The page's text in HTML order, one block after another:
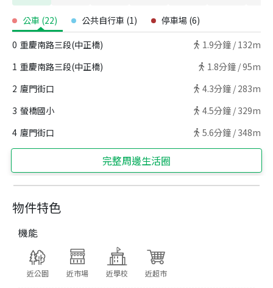
物件特色
機能
近公園 近市場 近學校 近超市
公車 (22) 公共自行車 (1) 停車場 (6)
0 重慶南路三段(中正橋) 1.9分鐘 / 132m
1 重慶南路三段(中正橋) 1.8分鐘 /95m
2 廈門街口 4.3分鐘 / 283m
3 螢橋國小 4.5分鐘 / 329m
4 廈門街口 5.6分鐘 / 348m
完整周邊生活圈